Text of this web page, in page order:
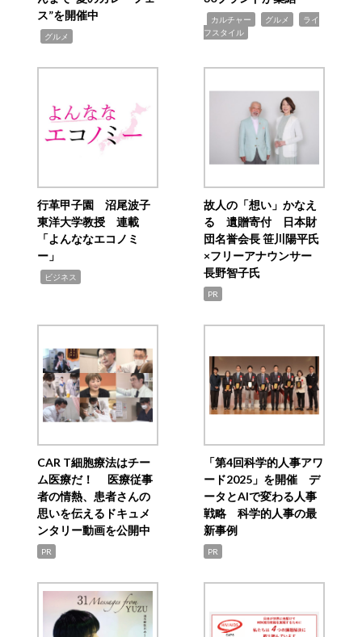
ス”を開催中
グルメ
カルチャー グルメ
ライ
フスタイル
行革甲子園 沼尾波子
東洋大学教授 連載
「よんななエコノミ
ー」
ビジネス
故人の「想い」かなえ
る 遺贈寄付 日本財
団名誉会長 笹川陽平氏
×フリーアナウンサー
長野智子氏
PR
CAR T細胞療法はチー
ム医療だ！ 医療従事
者の情熱、患者さんの
思いを伝えるドキュメ
ンタリー動画を公開中
PR
「第4回科学的人事アワ
ード2025」を開催 デ
ータとAIで変わる人事
戦略 科学的人事の最
新事例
PR